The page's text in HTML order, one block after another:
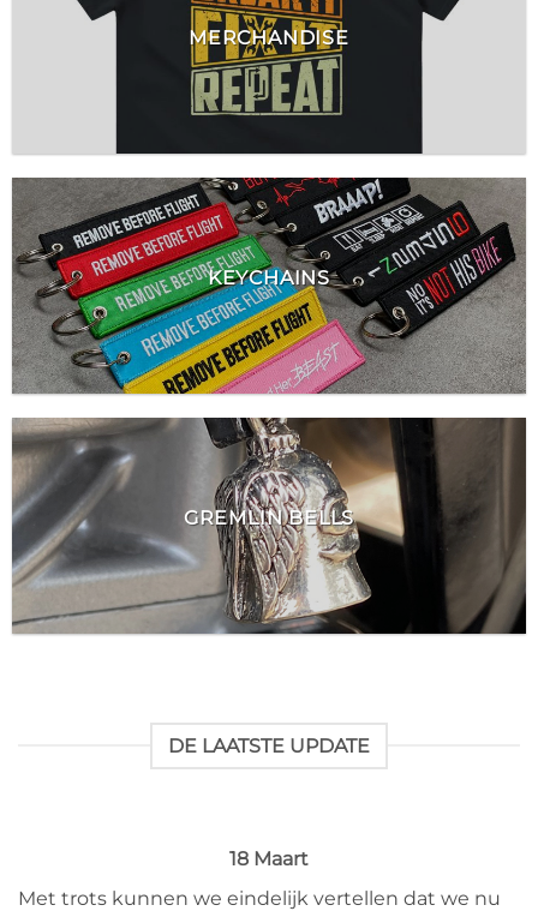
MERCHANDISE
KEYCHAINS
GREMLIN BELLS
DE LAATSTE UPDATE
18 Maart
Met trots kunnen we eindelijk vertellen dat we nu